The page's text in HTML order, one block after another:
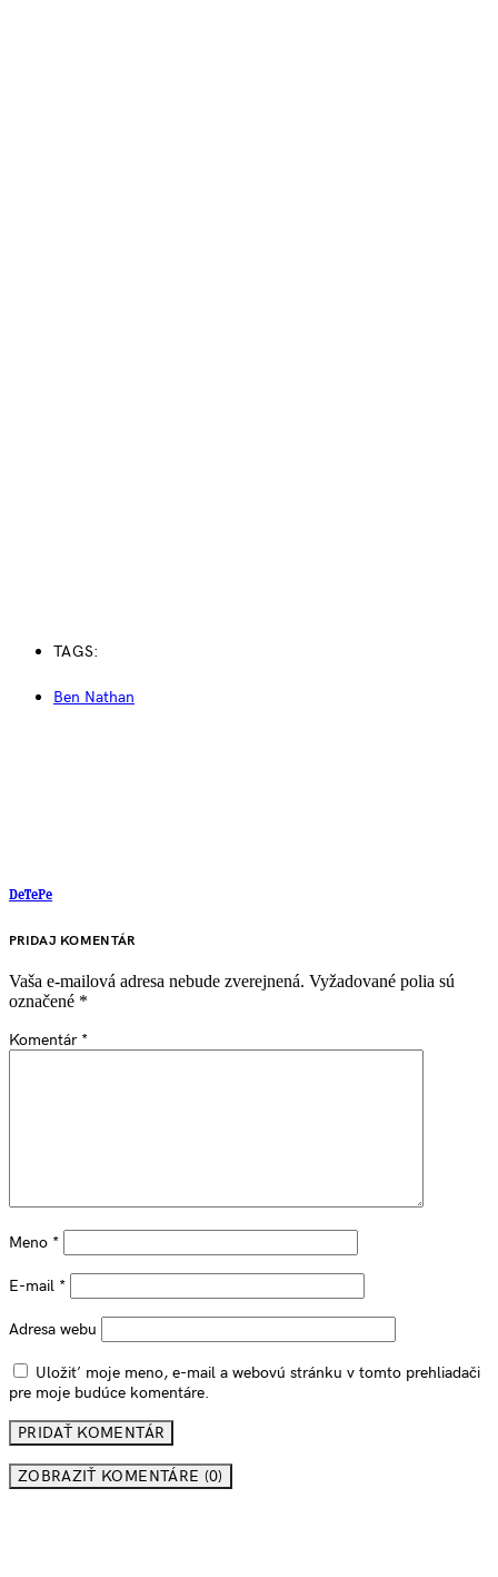
TAGS:
Ben Nathan
DeTePe
PRIDAJ KOMENTÁR
Vaša e-mailová adresa nebude zverejnená. Vyžadované polia sú
označené *
Komentár *
Meno *
E-mail *
Adresa webu
Uložiť moje meno, e-mail a webovú stránku v tomto prehliadači
pre moje budúce komentáre.
ZOBRAZIŤ KOMENTÁRE (0)